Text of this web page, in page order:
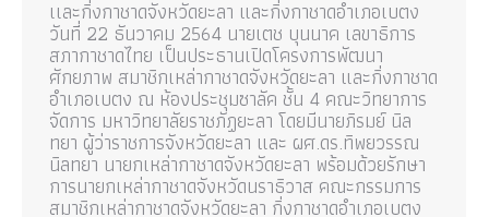
เเละกิ่งกาชาดจังหวัดยะลา และกิ่งกาชาดอำเภอเบตง
วันที่ 22 ธันวาคม 2564 นายเตช บุนนาค เลขาธิการ
สภากาชาดไทย เป็นประธานเปิดโครงการพัฒนา
ศักยภาพ สมาชิกเหล่ากาชาดจังหวัดยะลา และกิ่งกาชาด
อำเภอเบตง ณ ห้องประชุมซาลัค ชั้น 4 คณะวิทยาการ
จัดการ มหาวิทยาลัยราชภัฏยะลา โดยมีนายภิรมย์ นิล
ทยา ผู้ว่าราชการจังหวัดยะลา และ ผศ.ดร.ทิพยวรรณ
นิลทยา นายกเหล่ากาชาดจังหวัดยะลา พร้อมด้วยรักษา
การนายกเหล่ากาชาดจังหวัดนราธิวาส คณะกรรมการ
สมาชิกเหล่ากาชาดจังหวัดยะลา กิ่งกาชาดอำเภอเบตง